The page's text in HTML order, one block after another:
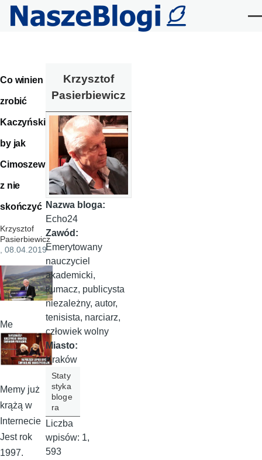
Przejdź do treści
Co winien
zrobić
Kaczyński,
by jak
Cimoszewic
z nie
skończyć
Krzysztof
Pasierbiewicz
, 08.04.2019
Me
Memy już
krążą w
Internecie
Jest rok
1997.
Krzysztof
Pasierbiewicz
Nazwa bloga:
Echo24
Zawód:
Emerytowany
nauczyciel
akademicki,
tłumacz, publicysta
niezależny, autor,
tenisista, narciarz,
człowiek wolny
Miasto:
Kraków
Staty
styka
bloge
ra
Liczba
wpisów: 1,
593